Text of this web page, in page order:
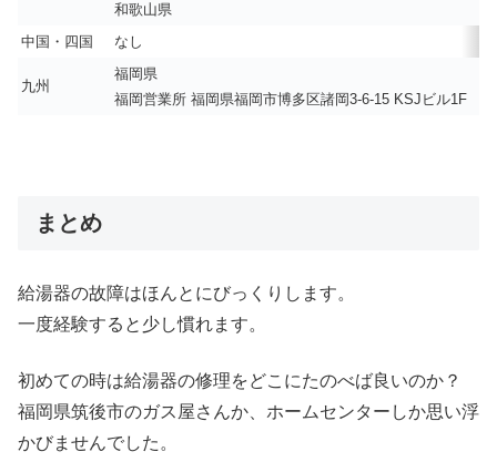
和歌山県
中国・四国
なし
九州
福岡県
福岡営業所 福岡県福岡市博多区諸岡3-6-15 KSJビル1F
まとめ
給湯器の故障はほんとにびっくりします。
一度経験すると少し慣れます。
初めての時は給湯器の修理をどこにたのべば良いのか？
福岡県筑後市のガス屋さんか、ホームセンターしか思い浮
かびませんでした。